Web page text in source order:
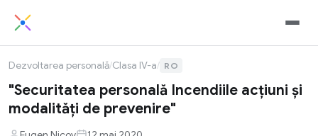
Dezvoltarea personală/Clasa IV-a/ RO
"Securitatea personală Incendiile acțiuni și
modalități de prevenire"